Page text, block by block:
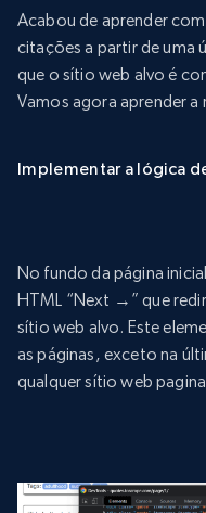
Acabou de aprender
citações a partir de uma
que o sítio web alvo é
Vamos agora aprender
Implementar a lógica
No fundo da página
HTML “Next →” que
sítio web alvo. Este
as páginas, exceto na
qualquer sítio web